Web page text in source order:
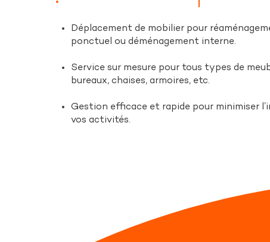
Déplacement de mobilier pour
ponctuel ou déménagement interne.
Service sur mesure pour tous types de
bureaux, chaises, armoires, etc.
Gestion efficace et rapide pour minimiser
vos activités.